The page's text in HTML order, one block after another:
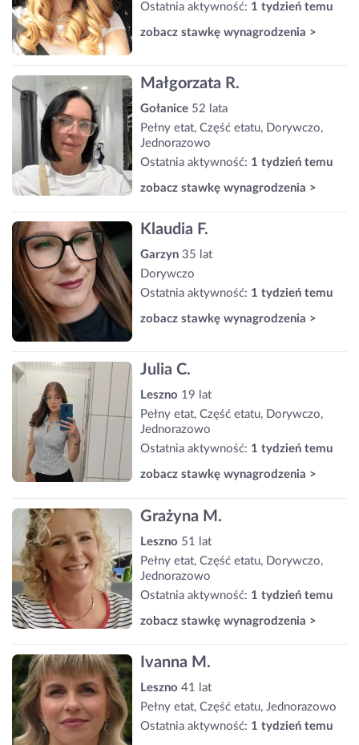
Ostatnia aktywność: 1 tydzień temu
zobacz stawkę wynagrodzenia >
Małgorzata R.
Gołanice 52 lata
Pełny etat, Część etatu, Dorywczo,
Jednorazowo
Ostatnia aktywność: 1 tydzień temu
zobacz stawkę wynagrodzenia >
Klaudia F.
Garzyn 35 lat
Dorywczo
Ostatnia aktywność: 1 tydzień temu
zobacz stawkę wynagrodzenia >
Julia C.
Leszno 19 lat
Pełny etat, Część etatu, Dorywczo,
Jednorazowo
Ostatnia aktywność: 1 tydzień temu
zobacz stawkę wynagrodzenia >
Grażyna M.
Leszno 51 lat
Pełny etat, Część etatu, Dorywczo,
Jednorazowo
Ostatnia aktywność: 1 tydzień temu
zobacz stawkę wynagrodzenia >
Ivanna M.
Leszno 41 lat
Pełny etat, Część etatu, Jednorazowo
Ostatnia aktywność: 1 tydzień temu